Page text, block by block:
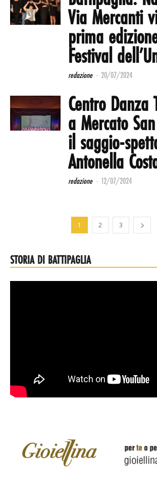
Via Mercanti
prima
Festival
redazione - 20/07/2024
Centro Danza
a Mercato
il saggio-
Antonella
redazione - 12/07/2024
1 2 3
STORIA DI BATTIPAGLIA